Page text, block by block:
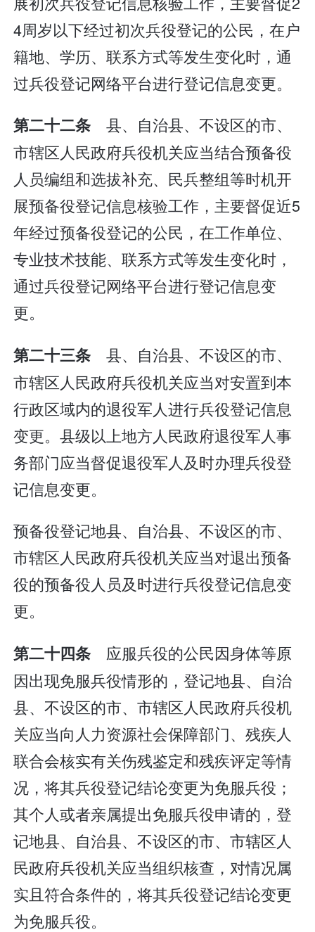
4周岁以下经过初次兵役登记的公民，在户
籍地、学历、联系方式等发生变化时，通
过兵役登记网络平台进行登记信息变更。
第二十二条 县、自治县、不设区的市、
市辖区人民政府兵役机关应当结合预备役
人员编组和选拔补充、民兵整组等时机开
展预备役登记信息核验工作，主要督促近5
年经过预备役登记的公民，在工作单位、
专业技术技能、联系方式等发生变化时，
通过兵役登记网络平台进行登记信息变
更。
第二十三条 县、自治县、不设区的市、
市辖区人民政府兵役机关应当对安置到本
行政区域内的退役军人进行兵役登记信息
变更。县级以上地方人民政府退役军人事
务部门应当督促退役军人及时办理兵役登
记信息变更。
预备役登记地县、自治县、不设区的市、
市辖区人民政府兵役机关应当对退出预备
役的预备役人员及时进行兵役登记信息变
更。
第二十四条 应服兵役的公民因身体等原
因出现免服兵役情形的，登记地县、自治
县、不设区的市、市辖区人民政府兵役机
关应当向人力资源社会保障部门、残疾人
联合会核实有关伤残鉴定和残疾评定等情
况，将其兵役登记结论变更为免服兵役；
其个人或者亲属提出免服兵役申请的，登
记地县、自治县、不设区的市、市辖区人
民政府兵役机关应当组织核查，对情况属
实且符合条件的，将其兵役登记结论变更
为免服兵役。